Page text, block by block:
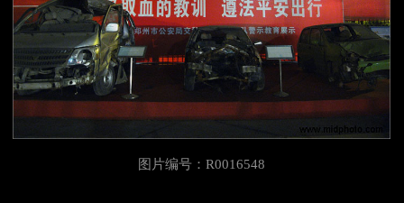
图片编号：R0016548